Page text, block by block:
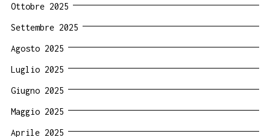
Ottobre 2025
Settembre 2025
Agosto 2025
Luglio 2025
Giugno 2025
Maggio 2025
Aprile 2025